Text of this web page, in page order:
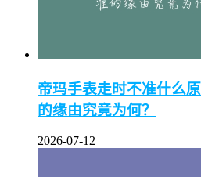
帝玛手表走时不准什么
的缘由究竟为何？
2026-07-12